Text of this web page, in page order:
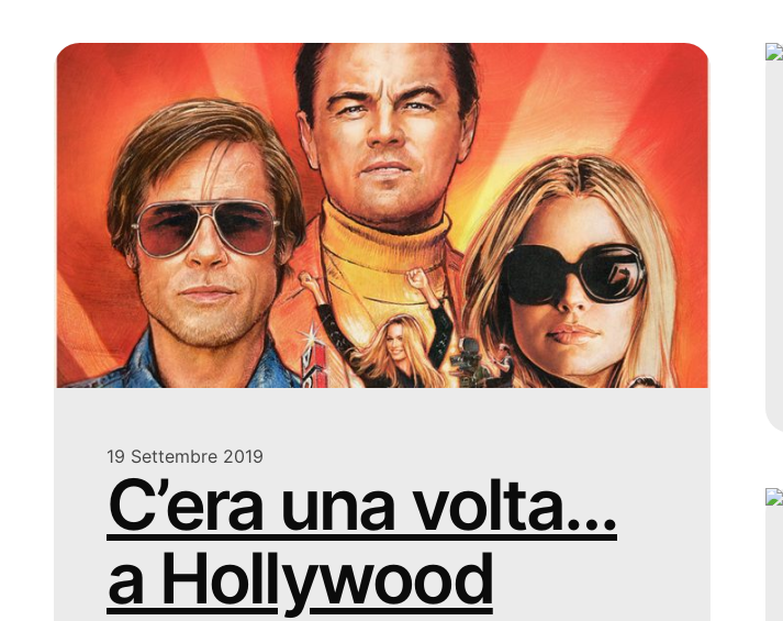
19 Settembre 2019
C’era una volta…
a Hollywood